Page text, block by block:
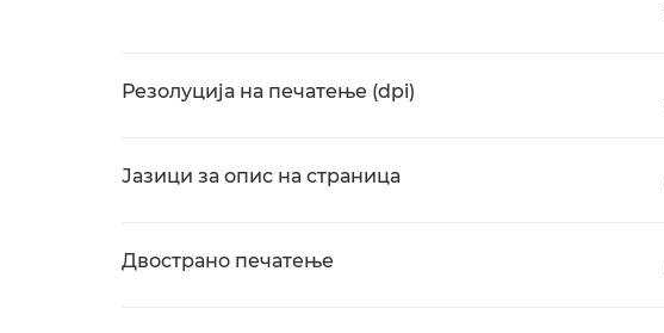
Резолуција на печатење (dpi)
Јазици за опис на страница
Двострано печатење